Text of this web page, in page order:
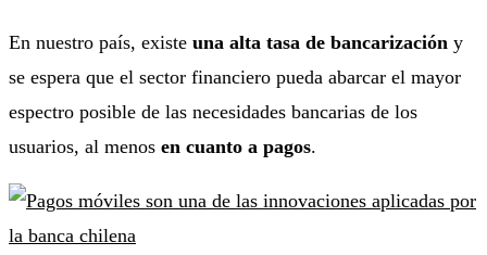
En nuestro país, existe una alta tasa de bancarización y
se espera que el sector financiero pueda abarcar el mayor
espectro posible de las necesidades bancarias de los
usuarios, al menos en cuanto a pagos.